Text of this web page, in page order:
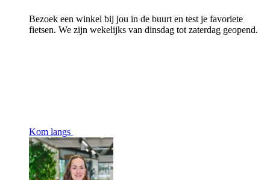
Bezoek een winkel bij jou in de buurt en test je favoriete
fietsen. We zijn wekelijks van dinsdag tot zaterdag geopend.
Kom langs